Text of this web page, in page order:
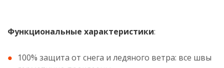
Функциональные характеристики:
100% защита от снега и ледяного ветра: все швы